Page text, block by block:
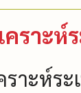
คราะ
คราะห์